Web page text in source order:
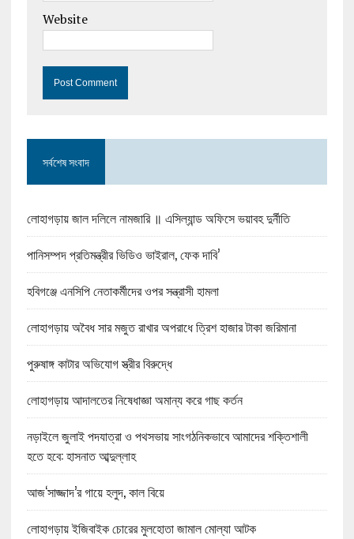
Website
সর্বশেষ সংবাদ
লোহাগড়ায় জাল দলিলে নামজারি ॥ এসিল্যান্ড অফিসে ভয়াবহ দুর্নীতি
পানিসম্পদ প্রতিমন্ত্রীর ভিডিও ভাইরাল, ফেক দাবি’
হবিগঞ্জে এনসিপি নেতাকর্মীদের ওপর সন্ত্রাসী হামলা
লোহাগড়ায় অবৈধ সার মজুত রাখার অপরাধে ত্রিশ হাজার টাকা জরিমানা
পুরুষাঙ্গ কাটার অভিযোগ স্ত্রীর বিরুদ্ধে
লোহাগড়ায় আদালতের নিষেধাজ্ঞা অমান্য করে গাছ কর্তন
নড়াইলে জুলাই পদযাত্রা ও পথসভায় সাংগঠনিকভাবে আমাদের শক্তিশালী
হতে হবে: হাসনাত আব্দুল্লাহ
আজ‘সাজ্জাদ’র গায়ে হলুদ, কাল বিয়ে
লোহাগড়ায় ইজিবাইক চোরের মুলহোতা জামাল মোল্যা আটক